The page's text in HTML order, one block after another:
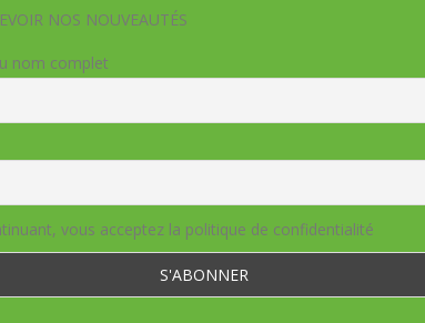
NOS NOUVEAUTÉS
nom complet
vous acceptez la politique de confidentialité